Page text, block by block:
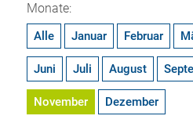
Monate:
Alle Januar Februar
Juni Juli August
November Dezember